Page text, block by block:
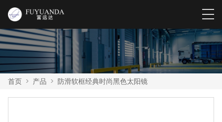
首页 > 产品 > 防滑软框经典时尚黑色太阳镜